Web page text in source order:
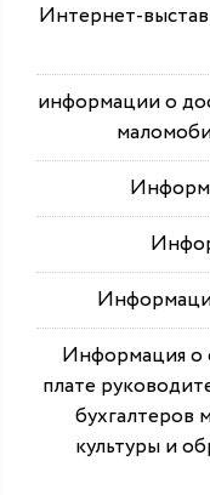
Интернет-
информации о
Информация о
плате
бухгалтеров
культуры и